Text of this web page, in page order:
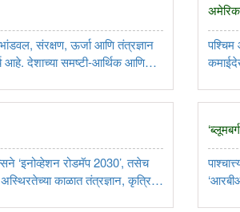
संरक्षण, ऊर्जा आणि तंत्रज्ञान
आहे. देशाच्या समष्टी-आर्थिक आणि
‌‘इनोव्हेशन रोडमॅप 2030‌’, तसेच
काळात तंत्रज्ञान, कृत्रिम
पश्चिम